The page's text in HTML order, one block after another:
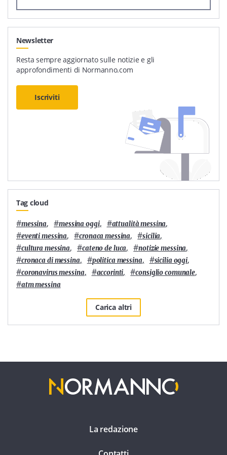
Newsletter
Resta sempre aggiornato sulle notizie e gli
approfondimenti di Normanno.com
Iscriviti
Tag cloud
#messina, #messina oggi, #attualità messina,
#eventi messina, #cronaca messina, #sicilia,
#cultura messina, #cateno de luca, #notizie messina,
#cronaca di messina, #politica messina, #sicilia oggi,
#coronavirus messina, #accorinti, #consiglio comunale,
#atm messina
Carica altri
La redazione